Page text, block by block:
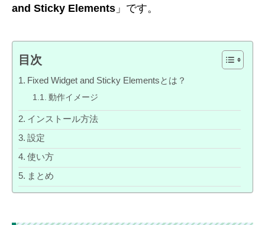
and Sticky Elements 」です。
目次
Fixed Widget and Sticky Elementsとは？
動作イメージ
インストール方法
設定
使い方
まとめ